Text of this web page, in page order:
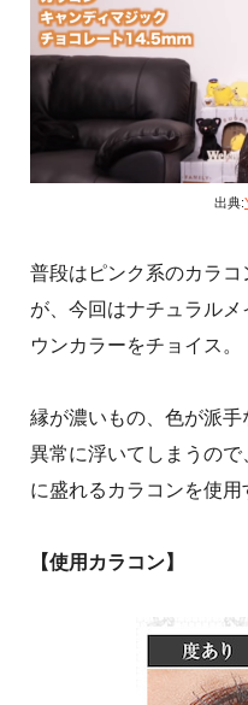
出典:
普段はピンク系のカラ
が、今回はナチュラル
ウンカラーをチョイス。
縁が濃いもの、色が派
異常に浮いてしまうの
に盛れるカラコンを使用
【使用カラコン】